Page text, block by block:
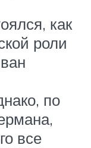
как
роли
по
все